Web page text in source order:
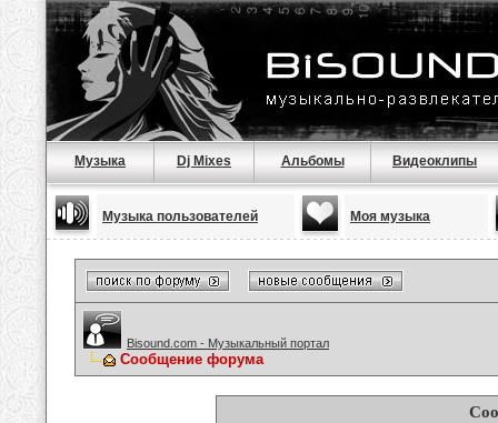
Музыка Dj Mixes Альбомы Видеоклипы
Музыка пользователей Моя музыка
Bisound.com - Музыкальный портал
Сообщение форума